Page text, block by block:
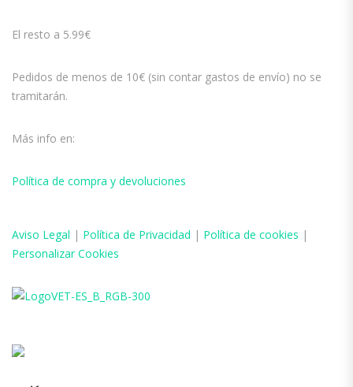
El resto a 5.99€
Pedidos de menos de 10€ (sin contar gastos de envío) no se
tramitarán.
Más info en:
Política de compra y devoluciones
Aviso Legal | Política de Privacidad | Política de cookies |
Personalizar Cookies